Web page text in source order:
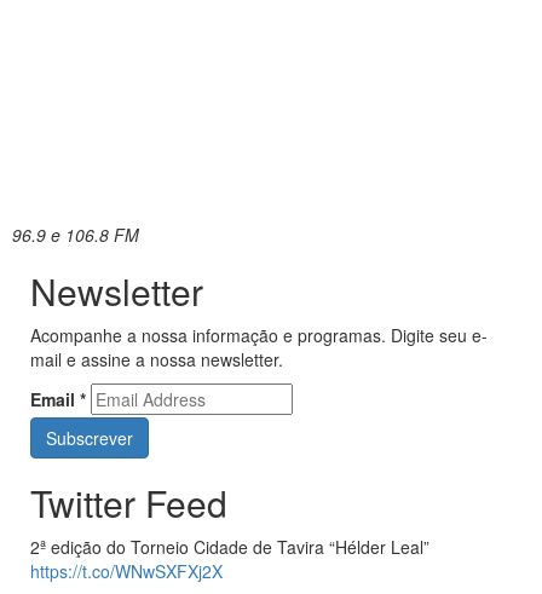
96.9 e 106.8 FM
Newsletter
Acompanhe a nossa informação e programas. Digite seu e-
mail e assine a nossa newsletter.
Email *
Twitter Feed
2ª edição do Torneio Cidade de Tavira “Hélder Leal”
https://t.co/WNwSXFXj2X